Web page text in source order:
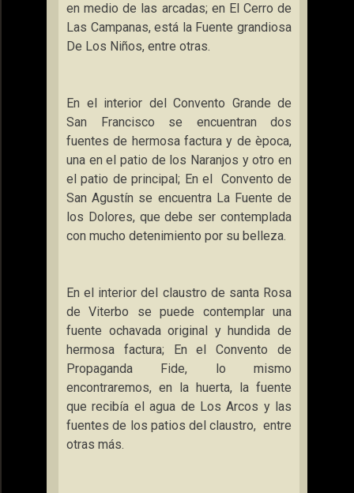
en medio de las arcadas; en El Cerro de
Las Campanas, está la Fuente grandiosa
De Los Niños, entre otras.
En el interior del Convento Grande de
San Francisco se encuentran dos
fuentes de hermosa factura y de època,
una en el patio de los Naranjos y otro en
el patio de principal; En el Convento de
San Agustín se encuentra La Fuente de
los Dolores, que debe ser contemplada
con mucho detenimiento por su belleza.
En el interior del claustro de santa Rosa
de Viterbo se puede contemplar una
fuente ochavada original y hundida de
hermosa factura; En el Convento de
Propaganda Fide, lo mismo
encontraremos, en la huerta, la fuente
que recibía el agua de Los Arcos y las
fuentes de los patios del claustro, entre
otras más.